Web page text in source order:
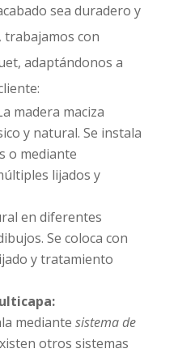
sea duradero y
, trabajamos con
adaptándonos a
madera maciza
y natural. Se instala
o mediante
lijados y
en diferentes
Se coloca con
y tratamiento
mediante sistema de
otros sistemas